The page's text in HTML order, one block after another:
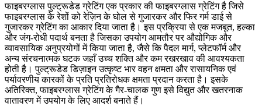
फाइबरग्लास पुल्ट्रूडेड ग्रेटिंग एक प्रकार की फाइबरग्लास ग्रेटिंग है जिसे
फाइबरग्लास के रेशों को रेज़िन के घोल से गुजारकर और फिर गर्म डाई से
गुजारकर ग्रेटिंग का आकार दिया जाता है। इस प्रक्रिया से एक मजबूत, हल्का
और जंग-रोधी पदार्थ बनता है जिसका उपयोग आमतौर पर औद्योगिक और
व्यावसायिक अनुप्रयोगों में किया जाता है, जैसे कि पैदल मार्ग, प्लेटफॉर्म और
अन्य संरचनात्मक घटक जहाँ उच्च शक्ति और कम रखरखाव की आवश्यकता
होती है। पुल्ट्रूडेड डिज़ाइन उत्कृष्ट भार वहन क्षमता और रासायनिक एवं
पर्यावरणीय कारकों के प्रति प्रतिरोधक क्षमता प्रदान करता है। इसके
अतिरिक्त, फाइबरग्लास ग्रेटिंग के गैर-चालक गुण इसे विद्युत और खतरनाक
वातावरण में उपयोग के लिए आदर्श बनाते हैं।